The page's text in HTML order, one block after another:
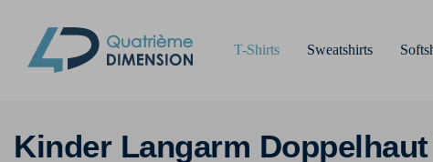
T-Shirts Sweatshirts
Kinder Langarm